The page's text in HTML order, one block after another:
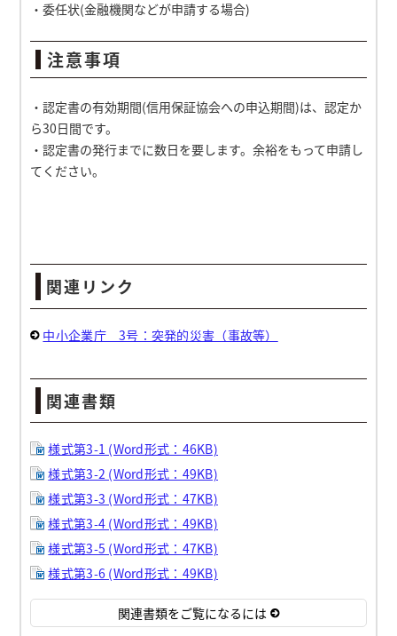
・委任状(金融機関などが申請する場合)
注意事項
・認定書の有効期間(信用保証協会への申込期間)は、認定か
ら30日間です。
・認定書の発行までに数日を要します。余裕をもって申請し
てください。
関連リンク
中小企業庁 3号：突発的災害（事故等）
関連書類
様式第3-1 (Word形式：46KB)
様式第3-2 (Word形式：49KB)
様式第3-3 (Word形式：47KB)
様式第3-4 (Word形式：49KB)
様式第3-5 (Word形式：47KB)
様式第3-6 (Word形式：49KB)
関連書類をご覧になるには